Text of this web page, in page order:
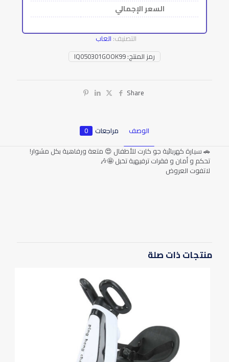
السعر الإجمالي
رمز المنتج:IQ050301GOOK99
التصنيف: العاب
Share
الوصف مراجعات 0
🚗 سيارة كهربائية جو كارت للأطفال 😍 متعة ورفاهية بكل مشوار!
تحكم و أمان و فقرات ترفيهية تخبل 🤩🎶
لاتفوت العروض
منتجات ذات صلة